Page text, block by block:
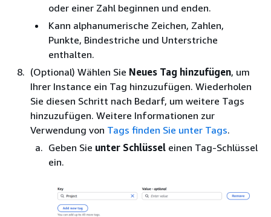
oder einer Zahl beginnen und enden.
Kann alphanumerische Zeichen, Zahlen,
Punkte, Bindestriche und Unterstriche
enthalten.
(Optional) Wählen Sie Neues Tag hinzufügen, um
Ihrer Instance ein Tag hinzuzufügen. Wiederholen
Sie diesen Schritt nach Bedarf, um weitere Tags
hinzuzufügen. Weitere Informationen zur
Verwendung von Tags finden Sie unter Tags.
Geben Sie unter Schlüssel einen Tag-Schlüssel
ein.